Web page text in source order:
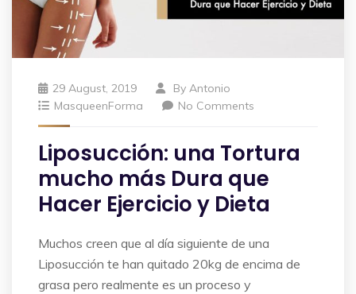
29 August, 2019 By Antonio
MasqueenForma
No Comments
Liposucción: una Tortura
mucho más Dura que
Hacer Ejercicio y Dieta
Muchos creen que al día siguiente de una
Liposucción te han quitado 20kg de encima de
grasa pero realmente es un proceso y